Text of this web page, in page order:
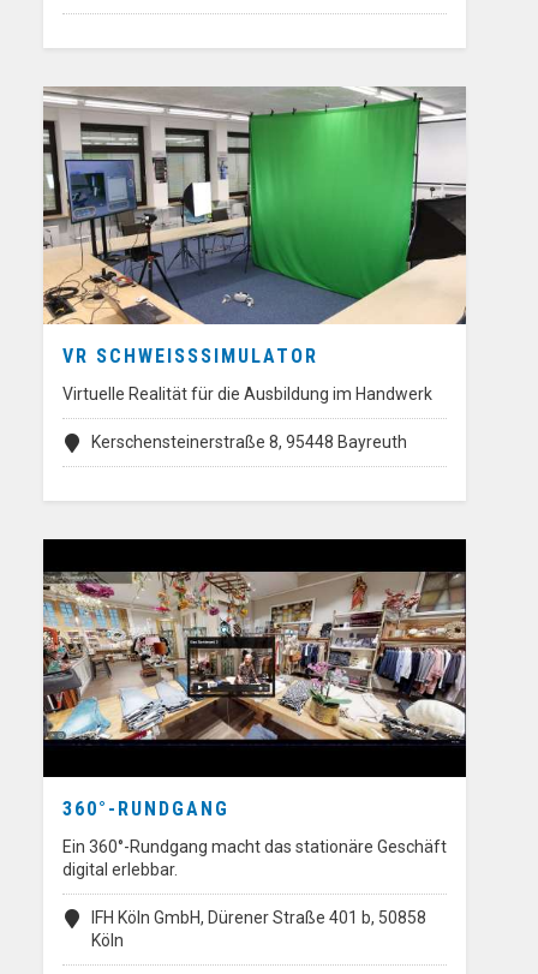
VR SCHWEISSSIMULATOR
Virtuelle Realität für die Ausbildung im Handwerk
Kerschensteinerstraße 8, 95448 Bayreuth
360°-RUNDGANG
Ein 360°-Rundgang macht das stationäre Geschäft
digital erlebbar.
IFH Köln GmbH, Dürener Straße 401 b, 50858
Köln